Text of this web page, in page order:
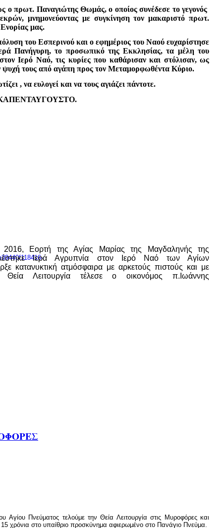
ο πρωτ. Παναγιώτης Θωμάς, ο οποίος συνέδεσε το γεγονός
μνημονεύοντας με συγκίνηση τον μακαριστό πρωτ.
μας.
του Εσπερινού και ο εφημέριος του Ναού ευχαρίστησε
Πανήγυρη, το προσωπικό της Εκκλησίας, τα μέλη του
Ιερό Ναό, τις κυρίες που καθάρισαν και στόλισαν, ως
ψυχή τους από αγάπη προς τον Μεταμορφωθέντα Κύριο.
, να ευλογεί και να τους αγιάζει πάντοτε.
2016, Εορτή της Αγίας Μαρίας της Μαγδαληνής της
Ιερά Αγρυπνία στον Ιερό Ναό των Αγίων
κατανυκτική ατμόσφαιρα με αρκετούς πιστούς και με
Θεία Λειτουργία τέλεσε ο οικονόμος π.Ιωάννης
Πνεύματος τελούμε την Θεία Λειτουργία στις Μυροφόρες και
15 χρόνια στο υπαίθριο προσκύνημα αφιερωμένο στο Πανάγιο Πνεύμα.